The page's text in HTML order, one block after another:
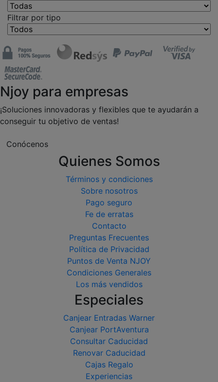
Filtrar por tipo
Njoy para empresas
¡Soluciones innovadoras y flexibles que te ayudarán a
conseguir tu objetivo de ventas!
Conócenos
Quienes Somos
Términos y condiciones
Sobre nosotros
Pago seguro
Fe de erratas
Contacto
Preguntas Frecuentes
Política de Privacidad
Puntos de Venta NJOY
Condiciones Generales
Los más vendidos
Especiales
Canjear Entradas Warner
Canjear PortAventura
Consultar Caducidad
Renovar Caducidad
Cajas Regalo
Experiencias